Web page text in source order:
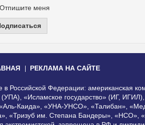
Отпишите меня
РЕКЛАМА НА САЙТЕ
в Российской Федерации: американская
(УПА), «Исламское государство» (ИГ,
Каида», «УНА-УНСО», «Талибан»,
«Тризуб им. Степана Бандеры»,